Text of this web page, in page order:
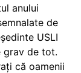
anului
de
USLI
grav de tot.
că oamenii